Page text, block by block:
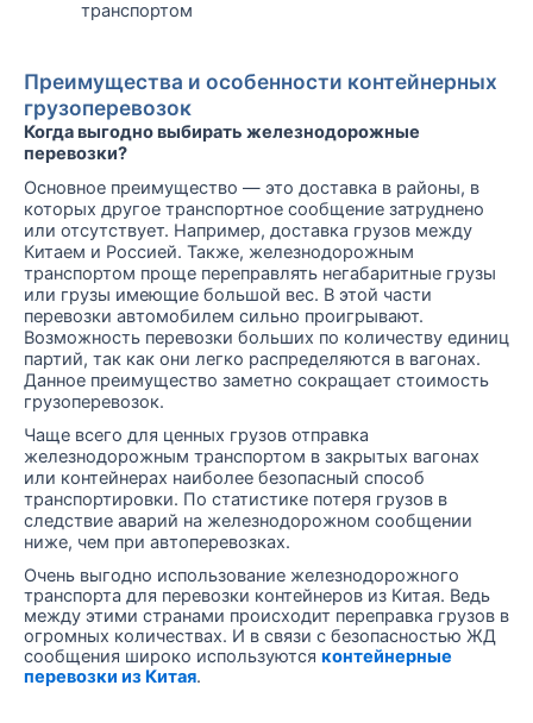
транспортом
Преимущества и особенности контейнерных
грузоперевозок
Когда выгодно выбирать железнодорожные
перевозки?
Основное преимущество — это доставка в районы, в
которых другое транспортное сообщение затруднено
или отсутствует. Например, доставка грузов между
Китаем и Россией. Также, железнодорожным
транспортом проще переправлять негабаритные грузы
или грузы имеющие большой вес. В этой части
перевозки автомобилем сильно проигрывают.
Возможность перевозки больших по количеству единиц
партий, так как они легко распределяются в вагонах.
Данное преимущество заметно сокращает стоимость
грузоперевозок.
Чаще всего для ценных грузов отправка
железнодорожным транспортом в закрытых вагонах
или контейнерах наиболее безопасный способ
транспортировки. По статистике потеря грузов в
следствие аварий на железнодорожном сообщении
ниже, чем при автоперевозках.
Очень выгодно использование железнодорожного
транспорта для перевозки контейнеров из Китая. Ведь
между этими странами происходит переправка грузов в
огромных количествах. И в связи с безопасностью ЖД
сообщения широко используются контейнерные
перевозки из Китая.